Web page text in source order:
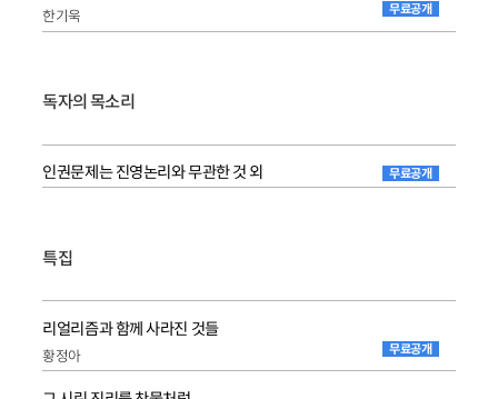
한기욱 무료공개
독자의 목소리
인권문제는 진영논리와 무관한 것 외 무료공개
특집
리얼리즘과 함께 사라진 것들
황정아 무료공개